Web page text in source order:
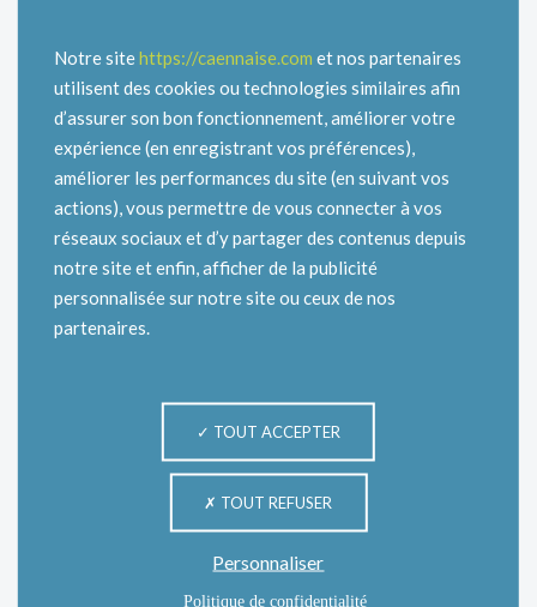
Notre sitehttps://caennaise.com et nos partenaires
utilisent des cookies ou technologies similaires afin
d’assurer son bon fonctionnement, améliorer votre
expérience (en enregistrant vos préférences),
améliorer les performances du site (en suivant vos
actions), vous permettre de vous connecter à vos
réseaux sociaux et d’y partager des contenus depuis
notre site et enfin, afficher de la publicité
personnalisée sur notre site ou ceux de nos
partenaires.
TOUT ACCEPTER
TOUT REFUSER
Personnaliser
Politique de confidentialité